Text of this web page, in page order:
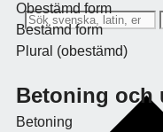
Obestämd form
Bestämd form
Plural (obestämd)
Betoning och
Betoning